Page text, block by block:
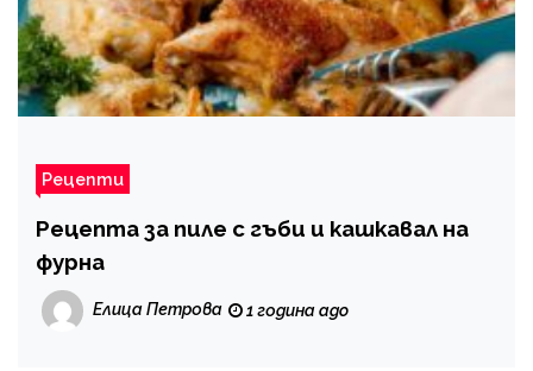
Рецепти
Рецепта за пиле с гъби и кашкавал на
фурна
Елица Петрова 1 година ago